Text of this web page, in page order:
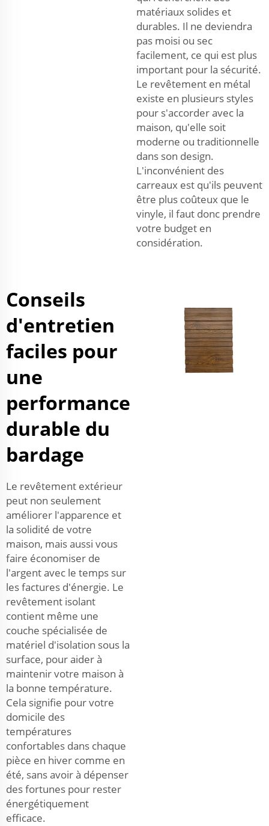
matériaux solides et
durables. Il ne deviendra
pas moisi ou sec
facilement, ce qui est plus
important pour la sécurité.
Le revêtement en métal
existe en plusieurs styles
pour s'accorder avec la
maison, qu'elle soit
moderne ou traditionnelle
dans son design.
L'inconvénient des
carreaux est qu'ils peuvent
être plus coûteux que le
vinyle, il faut donc prendre
votre budget en
considération.
Conseils
d'entretien
faciles pour
une
performance
durable du
bardage
Le revêtement extérieur
peut non seulement
améliorer l'apparence et
la solidité de votre
maison, mais aussi vous
faire économiser de
l'argent avec le temps sur
les factures d'énergie. Le
revêtement isolant
contient même une
couche spécialisée de
matériel d'isolation sous la
surface, pour aider à
maintenir votre maison à
la bonne température.
Cela signifie pour votre
domicile des
températures
confortables dans chaque
pièce en hiver comme en
été, sans avoir à dépenser
des fortunes pour rester
énergétiquement
efficace.